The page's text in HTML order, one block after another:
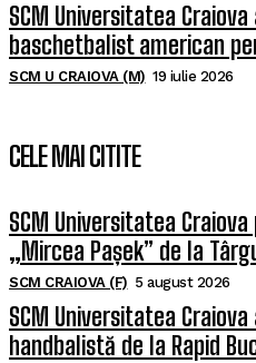
SCM Universitatea
baschetbalist american
SCM U CRAIOVA (M) 19 iulie 2026
CELE MAI CITITE
SCM Universitatea
„Mircea Pașek” de la
SCM CRAIOVA (F) 5 august 2026
SCM Universitatea
handbalistă de la Rapid